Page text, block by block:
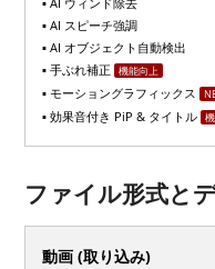
▪ AI スピーチ強調
▪ AI オブジェクト自動検出
▪ 手ぶれ補正 機能向上
▪ モーショングラフィックス
▪ 効果音付き PiP & タイトル
ファイル形式と
動画 (取り込み)